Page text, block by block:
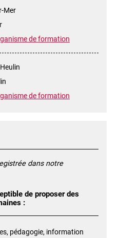
Mer
de formation
de formation
dans notre
de proposer des
:
pédagogie, information